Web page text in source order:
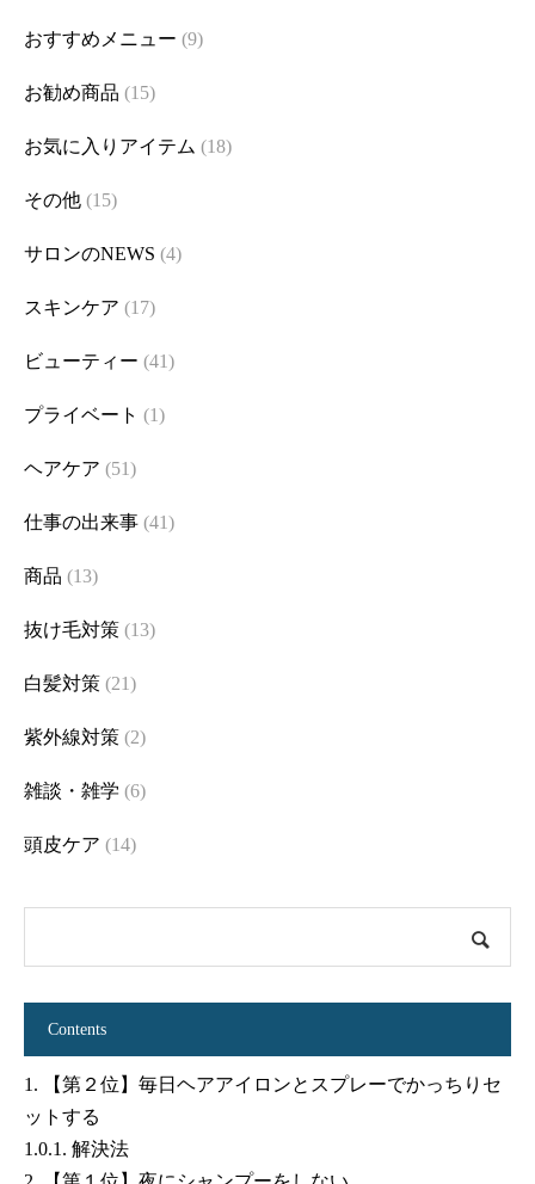
おすすめメニュー (9)
お勧め商品 (15)
お気に入りアイテム (18)
その他 (15)
サロンのNEWS (4)
スキンケア (17)
ビューティー (41)
プライベート (1)
ヘアケア (51)
仕事の出来事 (41)
商品 (13)
抜け毛対策 (13)
白髪対策 (21)
紫外線対策 (2)
雑談・雑学 (6)
頭皮ケア (14)
Contents
1. 【第２位】毎日ヘアアイロンとスプレーでかっちりセ
ットする
1.0.1. 解決法